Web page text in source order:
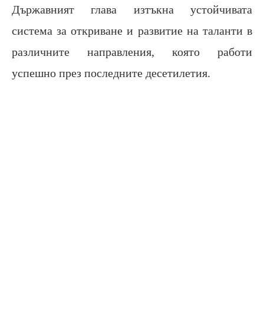
Държавният глава изтъкна устойчивата
система за откриване и развитие на таланти в
различните направления, която работи
успешно през последните десетилетия.